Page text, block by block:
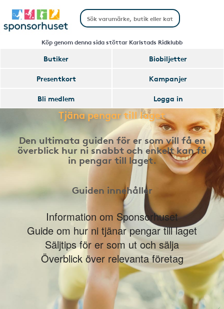
Köp genom denna sida stöttar Karlstads Ridklubb
Butiker
Biobiljetter
Presentkort
Kampanjer
Bli medlem
Logga in
Tjäna pengar till laget
Den ultimata guiden för er som vill få en
överblick hur ni snabbt och enkelt kan få
in pengar till laget.
Guiden innehåller
Information om Sponsorhuset
Guide om hur ni tjänar pengar till laget
Säljtips för er som ut och sälja
Överblick över relevanta företag